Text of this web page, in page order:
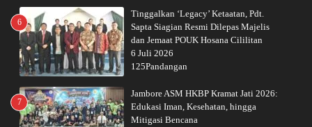
6
Tinggalkan ‘Legacy’ Ketaatan, Pdt.
Sapta Siagian Resmi Dilepas Majelis
dan Jemaat POUK Hosana Cililitan
6 Juli 2026
125Pandangan
7
Jambore ASM HKBP Kramat Jati 2026:
Edukasi Iman, Kesehatan, hingga
Mitigasi Bencana